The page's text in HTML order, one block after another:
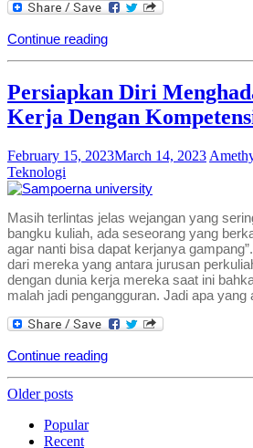
Continue reading
Persiapkan Diri
Kerja Dengan
February 15, 2023March 14, 2023
Teknologi
Masih terlintas jelas wejangan yang
bangku kuliah, ada seseorang yang
agar nanti bisa dapat kerjanya
dari mereka yang antara jurusan
dengan dunia kerja mereka saat ini
malah jadi pengangguran. Jadi apa
Continue reading
Posts
navigation
Older posts
Popular
Recent